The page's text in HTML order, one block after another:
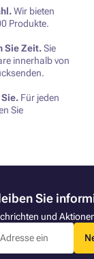
Wir bieten
Produkte.
Sie Zeit.Sie
innerhalb von
Für jeden
Sie
Sie
und